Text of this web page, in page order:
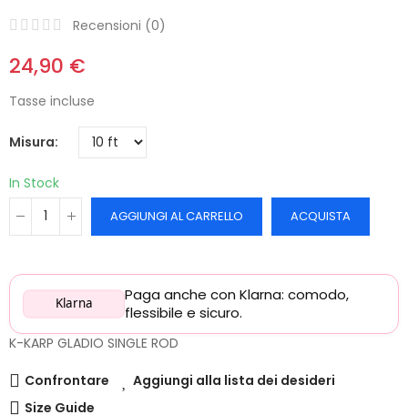
Recensioni (0)
24,90 €
Tasse incluse
Misura
In Stock
AGGIUNGI AL CARRELLO ACQUISTA
Klarna
Paga anche con Klarna: comodo,
flessibile e sicuro.
K-KARP GLADIO SINGLE ROD
Confrontare
Aggiungi alla lista dei desideri
Size Guide